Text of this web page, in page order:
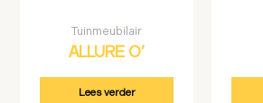
Tuinmeubilair
ALLURE O’
Lees verder